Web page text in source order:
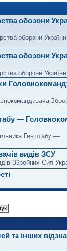
оборони
оборони
оборони
оборони
—
Генштабу —
видів ЗСУ
Збройних Сил
та інших